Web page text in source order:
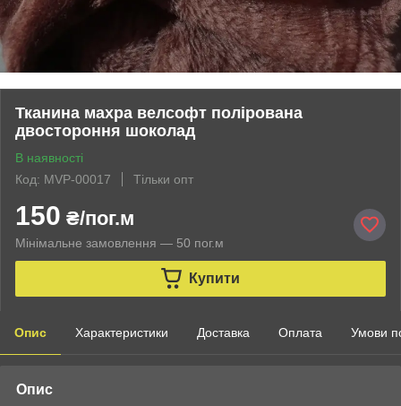
Тканина махра велсофт полірована
двостороння шоколад
В наявності
Код: MVP-00017
Тільки опт
150 ₴/пог.м
Мінімальне замовлення — 50 пог.м
Купити
Опис Характеристики Доставка Оплата Умови
Опис